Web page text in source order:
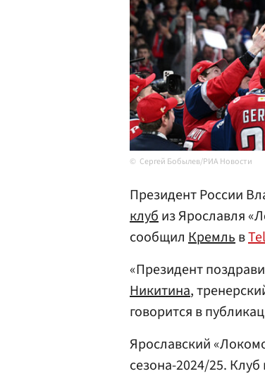
Сергей Бобылев/РИА Новости
Президент России
клубиз Ярославля
сообщил Кремльв
«Президент
Никитина,
говорится в
Ярославский
сезона-2024/25.